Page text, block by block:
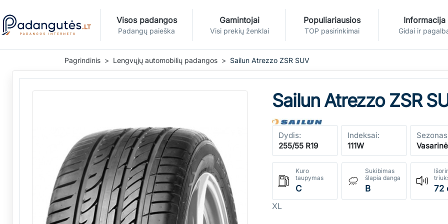
Visos padangos
Padangų paieška
Gamintojai
Visi prekių ženklai
Populiariausios
TOP pasirinkimai
Informacija
Gidai ir
Pagrindinis Lengvųjų automobilių padangos Sailun Atrezzo ZSR SUV
Sailun Atrezzo ZSR
Dydis:
255/55 R19
Indeksai:
111W
Kuro
taupymas
C
Sukibimas
šlapia danga
B
72
XL